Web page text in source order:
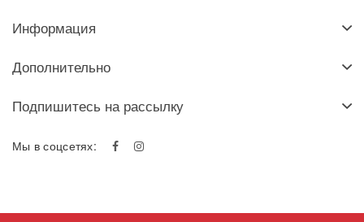
Информация
Дополнительно
Подпишитесь на рассылку
Мы в соцсетях: